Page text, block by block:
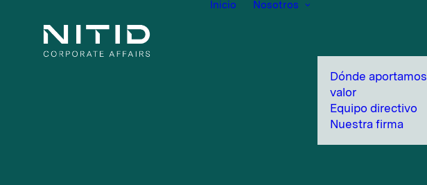
Inicio Nosotros
Dónde aportamos
valor
Equipo directivo
Nuestra firma